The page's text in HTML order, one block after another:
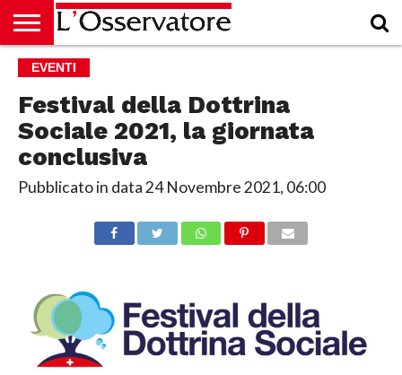
HOME
CULTURA
ECONOMIA
RUBRICHE
ARCHIVIO
PODCAST
ABBONAMENTO
CHI
ACCEDI
EVENTI
Festival della Dottrina
Sociale 2021, la giornata
conclusiva
Pubblicato in data24 Novembre 2021, 06:00